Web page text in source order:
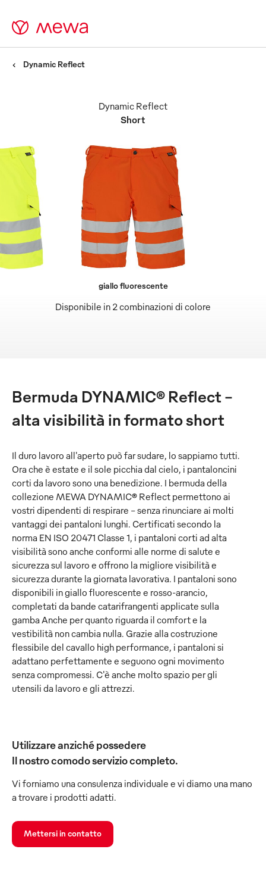
Dynamic Reflect
Short
Dynamic Reflect
Disponibile in 2 combinazioni di colore
giallo fluorescente
Bermuda DYNAMIC® Reflect –
alta visibilità in formato short
Il duro lavoro all'aperto può far sudare, lo sappiamo tutti.
Ora che è estate e il sole picchia dal cielo, i pantaloncini
corti da lavoro sono una benedizione. I bermuda della
collezione MEWA DYNAMIC® Reflect permettono ai
vostri dipendenti di respirare - senza rinunciare ai molti
vantaggi dei pantaloni lunghi. Certificati secondo la
norma EN ISO 20471 Classe 1, i pantaloni corti ad alta
visibilità sono anche conformi alle norme di salute e
sicurezza sul lavoro e offrono la migliore visibilità e
sicurezza durante la giornata lavorativa. I pantaloni sono
disponibili in giallo fluorescente e rosso-arancio,
completati da bande catarifrangenti applicate sulla
gamba Anche per quanto riguarda il comfort e la
vestibilità non cambia nulla. Grazie alla costruzione
flessibile del cavallo high performance, i pantaloni si
adattano perfettamente e seguono ogni movimento
senza compromessi. C'è anche molto spazio per gli
utensili da lavoro e gli attrezzi.
Utilizzare anziché possedere
Il nostro comodo servizio completo.
Vi forniamo una consulenza individuale e vi diamo una mano
a trovare i prodotti adatti.
Mettersi in contatto